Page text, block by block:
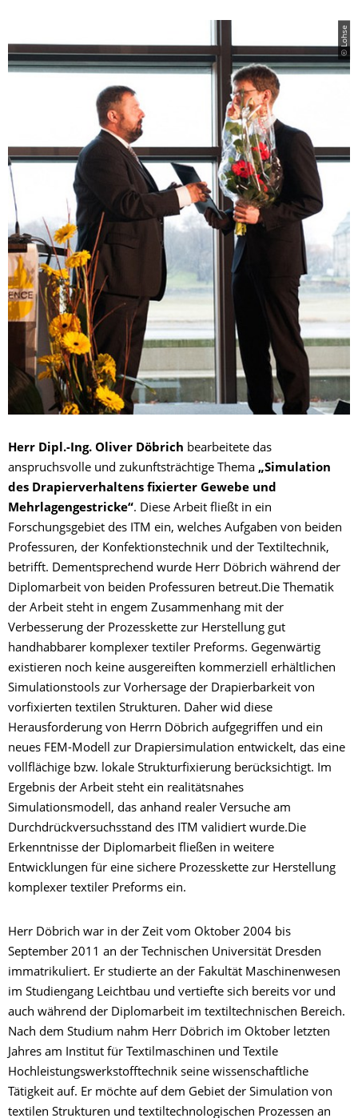
© Lohse
Herr Dipl.-Ing. Oliver Döbrich bearbeitete das
anspruchsvolle und zukunftsträchtige Thema „Simulation
des Drapierverhaltens fixierter Gewebe und
Mehrlagengestricke“. Diese Arbeit fließt in ein
Forschungsgebiet des ITM ein, welches Aufgaben von beiden
Professuren, der Konfektionstechnik und der Textiltechnik,
betrifft. Dementsprechend wurde Herr Döbrich während der
Diplomarbeit von beiden Professuren betreut.Die Thematik
der Arbeit steht in engem Zusammenhang mit der
Verbesserung der Prozesskette zur Herstellung gut
handhabbarer komplexer textiler Preforms. Gegenwärtig
existieren noch keine ausgereiften kommerziell erhältlichen
Simulationstools zur Vorhersage der Drapierbarkeit von
vorfixierten textilen Strukturen. Daher wid diese
Herausforderung von Herrn Döbrich aufgegriffen und ein
neues FEM-Modell zur Drapiersimulation entwickelt, das eine
vollflächige bzw. lokale Strukturfixierung berücksichtigt. Im
Ergebnis der Arbeit steht ein realitätsnahes
Simulationsmodell, das anhand realer Versuche am
Durchdrückversuchsstand des ITM validiert wurde.Die
Erkenntnisse der Diplomarbeit fließen in weitere
Entwicklungen für eine sichere Prozesskette zur Herstellung
komplexer textiler Preforms ein.
Herr Döbrich war in der Zeit vom Oktober 2004 bis
September 2011 an der Technischen Universität Dresden
immatrikuliert. Er studierte an der Fakultät Maschinenwesen
im Studiengang Leichtbau und vertiefte sich bereits vor und
auch während der Diplomarbeit im textiltechnischen Bereich.
Nach dem Studium nahm Herr Döbrich im Oktober letzten
Jahres am Institut für Textilmaschinen und Textile
Hochleistungswerkstofftechnik seine wissenschaftliche
Tätigkeit auf. Er möchte auf dem Gebiet der Simulation von
textilen Strukturen und textiltechnologischen Prozessen an